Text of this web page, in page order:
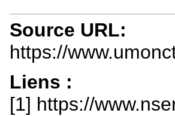
Source URL:
https://
Liens :
[1] https://